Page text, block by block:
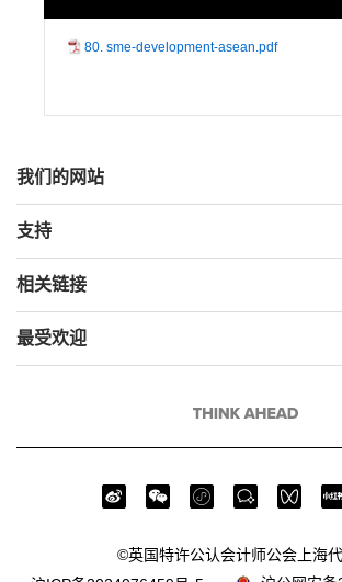
80. sme-development-asean.pdf
我们的网站
支持
相关链接
最受欢迎
©英国特许公认会计师公会上海